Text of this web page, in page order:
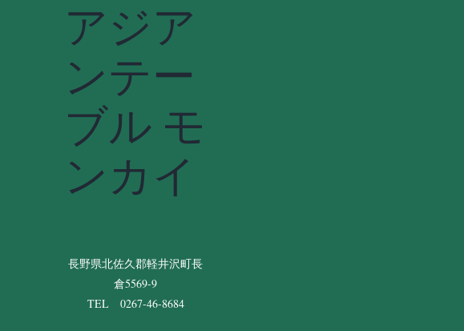
アジア
ンテー
ブル モ
ンカイ
長野県北佐久郡軽井沢町長
倉5569-9
TEL 0267-46-8684